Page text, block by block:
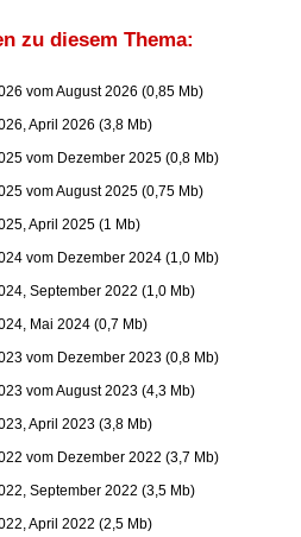
zu diesem Thema:
vom August 2026 (0,85 Mb)
April 2026 (3,8 Mb)
vom Dezember 2025 (0,8 Mb)
vom August 2025 (0,75 Mb)
April 2025 (1 Mb)
vom Dezember 2024 (1,0 Mb)
September 2022 (1,0 Mb)
Mai 2024 (0,7 Mb)
vom Dezember 2023 (0,8 Mb)
vom August 2023 (4,3 Mb)
April 2023 (3,8 Mb)
vom Dezember 2022 (3,7 Mb)
September 2022 (3,5 Mb)
April 2022 (2,5 Mb)